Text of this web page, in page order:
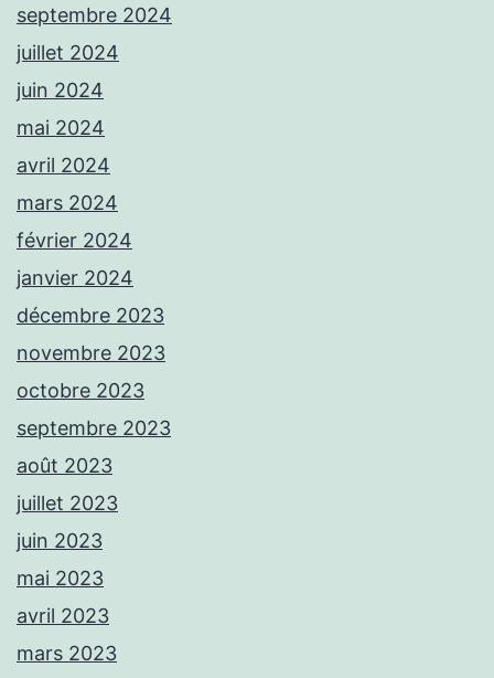
septembre 2024
juillet 2024
juin 2024
mai 2024
avril 2024
mars 2024
février 2024
janvier 2024
décembre 2023
novembre 2023
octobre 2023
septembre 2023
août 2023
juillet 2023
juin 2023
mai 2023
avril 2023
mars 2023